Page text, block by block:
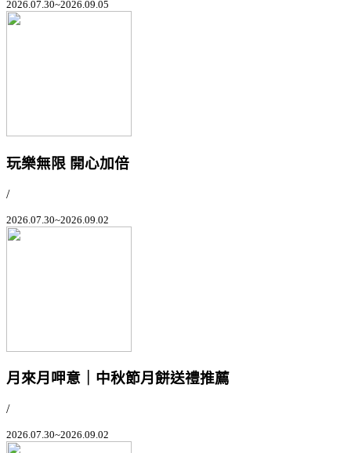
2026.07.30~2026.09.05
玩樂無限 開心加倍
/
2026.07.30~2026.09.02
月來月呷意｜中秋節月餅送禮推薦
/
2026.07.30~2026.09.02